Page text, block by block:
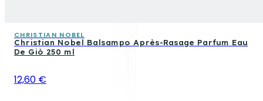
CHRISTIAN NOBEL
Christian Nobel Balsampo Après-Rasage Parfum Eau
De Giò 250 ml
12,60 €